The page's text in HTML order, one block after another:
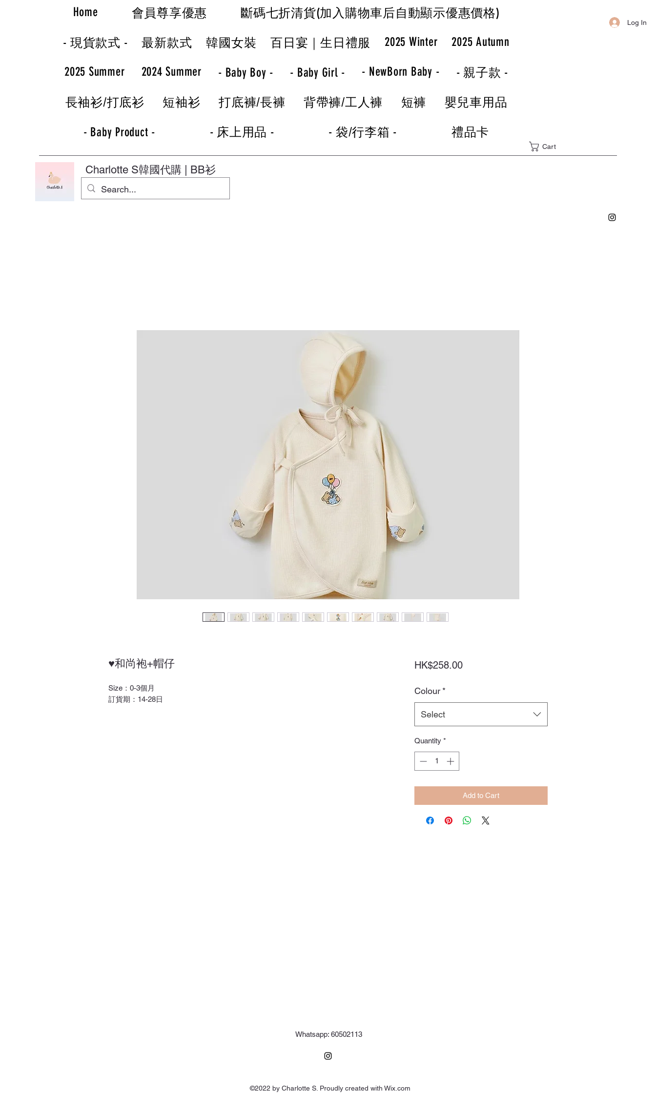
Log In
Home 會員尊享優惠 斷碼七折清貨(加入購物車后自動顯示優惠價格)
- 現貨款式 - 最新款式 韓國女裝 百日宴｜生日禮服 2025 Winter 2025 Autumn
2025 Summer 2024 Summer - Baby Boy - - Baby Girl - - NewBorn Baby - - 親子款 -
長袖衫/打底衫 短袖衫 打底褲/長褲 背帶褲/工人褲 短褲 嬰兒車用品
- Baby Product - - 床上用品 - - 袋/行李箱 - 禮品卡
Cart
Charlotte S韓國代購 | BB衫
♥和尚袍+帽仔
Size：0-3個月
訂貨期：14-28日
HK$258.00Price
Colour *
Select
Quantity *
Add to Cart
Whatsapp: 60502113
©2022 by Charlotte S. Proudly created with Wix.com